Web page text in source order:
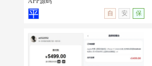
无演示
自
安 保